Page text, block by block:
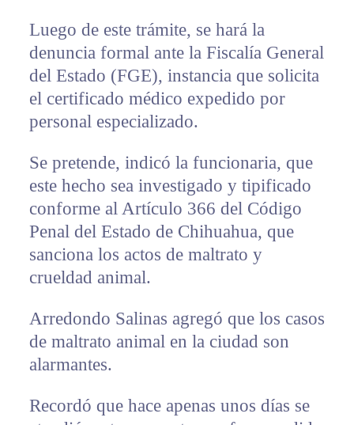
Luego de este trámite, se hará la
denuncia formal ante la Fiscalía General
del Estado (FGE), instancia que solicita
el certificado médico expedido por
personal especializado.
Se pretende, indicó la funcionaria, que
este hecho sea investigado y tipificado
conforme al Artículo 366 del Código
Penal del Estado de Chihuahua, que
sanciona los actos de maltrato y
crueldad animal.
Arredondo Salinas agregó que los casos
de maltrato animal en la ciudad son
alarmantes.
Recordó que hace apenas unos días se